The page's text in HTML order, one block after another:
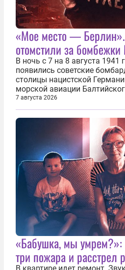
«Мое место —
отомстили за
В ночь с 7 на 8 августа 1941
появились советские
столицы нацистской
морской авиации
сбросили бомбы на город,
жил в полной уверенности,
далеко на востоке, Красная...
7 августа 2026
«Бабушка, мы умрем?»:
три пожара и расстрел